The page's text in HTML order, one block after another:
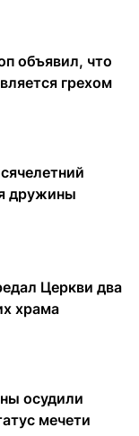
объявил, что
грехом
дружины
Церкви два
храма
осудили
мечети